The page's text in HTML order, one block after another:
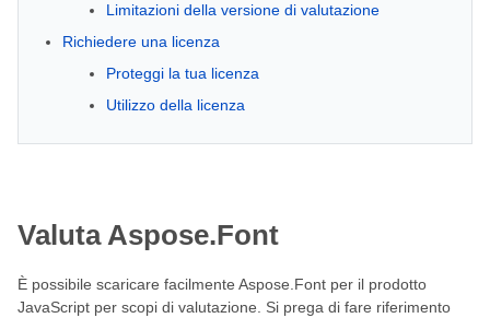
Limitazioni della versione di valutazione
Richiedere una licenza
Proteggi la tua licenza
Utilizzo della licenza
Valuta Aspose.Font
È possibile scaricare facilmente Aspose.Font per il prodotto
JavaScript per scopi di valutazione. Si prega di fare riferimento